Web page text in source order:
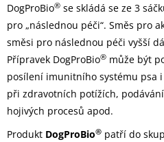
DogProBio® se skládá se ze 3
pro „následnou péči“. Směs pro
směsi pro následnou péči vyšší
Přípravek DogProBio® může být
posílení imunitního systému psa
při zdravotních potížích,
hojivých procesů apod.
Produkt DogProBio® patří do